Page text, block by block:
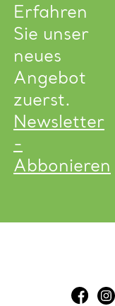
Erfahren
Sie unser
neues
Angebot
zuerst.
Newsletter
-
Abbonieren